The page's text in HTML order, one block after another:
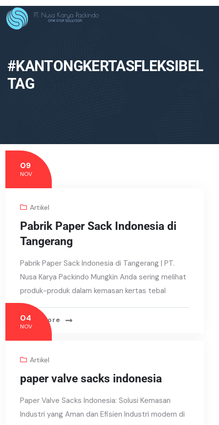
#KANTONGKERTASFLEKSIBEL
TAG
09
NOV
Artikel
Pabrik Paper Sack Indonesia di
Tangerang
Pabrik Paper Sack Indonesia di Tangerang | PT.
Nusa Karya Packindo Mungkin Anda sering melihat
produk-produk dalam kemasan kertas tebal
Read More
04
NOV
Artikel
paper valve sacks indonesia
Paper Valve Sacks Indonesia: Solusi Kemasan
Industri yang Aman dan Efisien Industri modern di